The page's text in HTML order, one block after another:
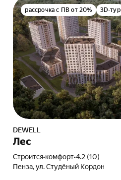
рассрочка с ПВ от 20% 3D-тур
DEWELL
Лес
Строится•комфорт•4.2 (10)
Пенза, ул. Студёный Кордон